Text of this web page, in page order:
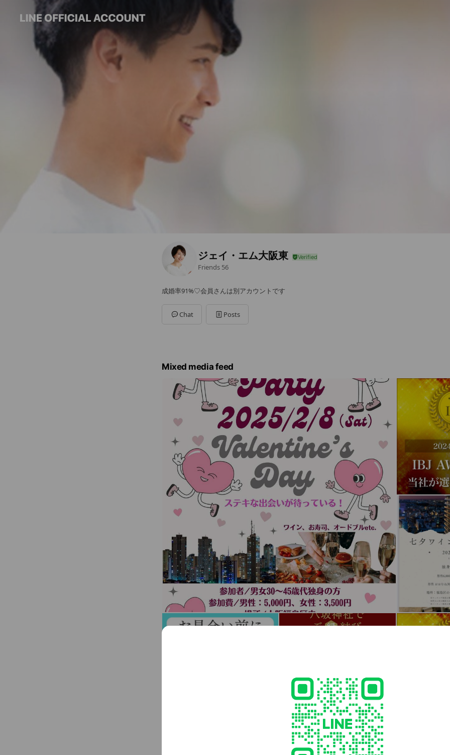
ジェイ・エム大阪東
Friends 56
成婚率91%♡会員さんは別アカウントです
Chat Posts
Mixed media feed